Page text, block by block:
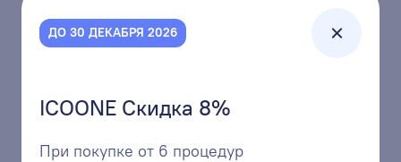
ДО 30 ДЕКАБРЯ 2026
ICOONE Скидка 8%
При покупке от 6 процедур
+7 (3842) 68-01-11